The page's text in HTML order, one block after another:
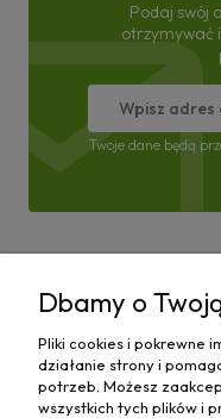
Podaj swój
otrzymywać
Twoje dane będą
Moje konto
Płatności i dostawa
Dbamy o
Pliki cookies i pokrewne
działanie strony i
potrzeb. Możesz
wszystkich tych plików i